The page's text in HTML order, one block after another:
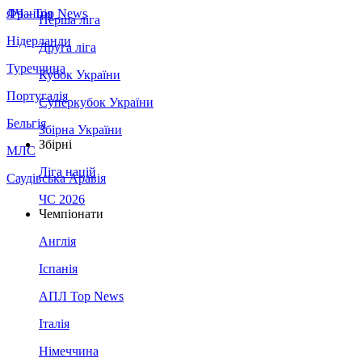
Франція
Нідерланди
Туреччина
Португалія
Бельгія
МЛС
Саудівська Аравія
ЛЧ - Top News
Перша ліга
Друга ліга
Кубок України
Суперкубок України
Збірна України
Збірні
Ліга націй
ЧС 2026
Чемпіонати
Англія
Іспанія
АПЛ Top News
Італія
Німеччина